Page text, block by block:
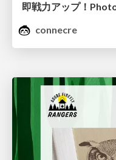
即戦力アップ！
connecre